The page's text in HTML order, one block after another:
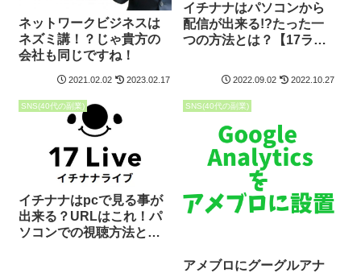
ネットワークビジネスは
ネズミ講！？じゃ貴方の
会社も同じですね！
2021.02.02 2023.02.17
イチナナはパソコンから
配信が出来る!?たった一
つの方法とは？【17ライ
2022.09.02 2022.10.27
SNS(40代の副業)
イチナナはpcで見る事が
出来る？URLはこれ！パ
ソコンでの視聴方法と使
SNS(40代の副業)
アメブロにグーグルアナ